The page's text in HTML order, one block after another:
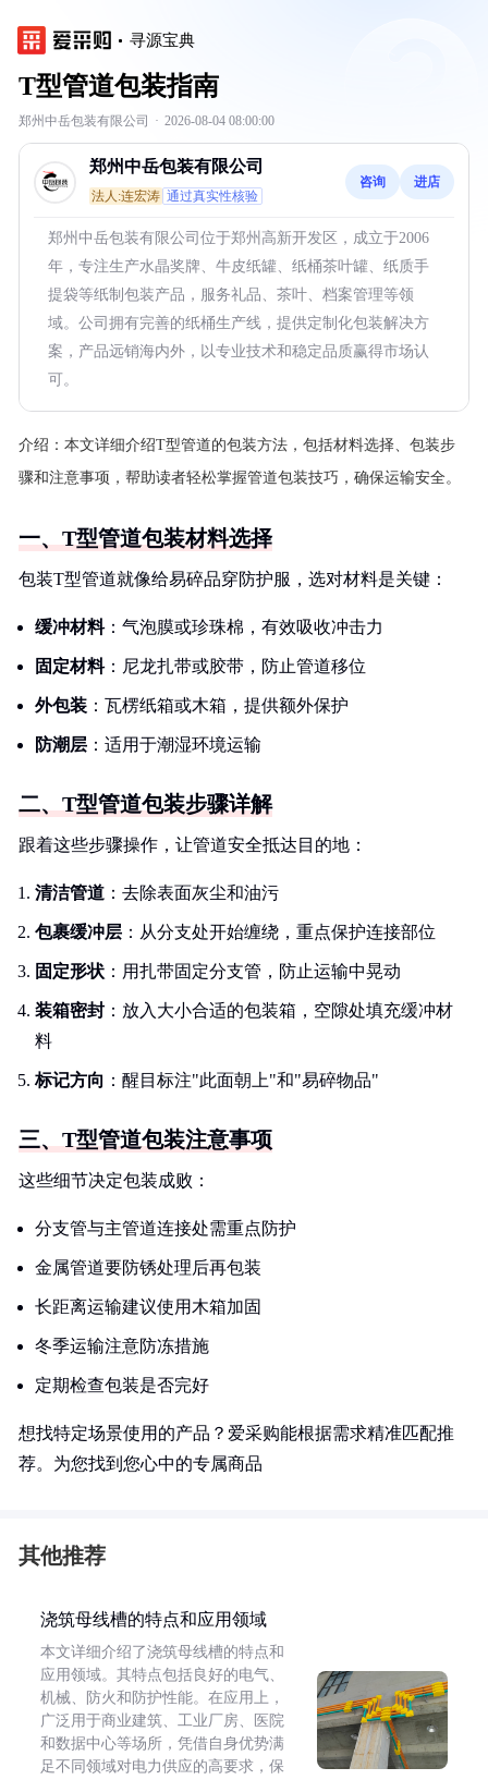
寻源宝典
T型管道包装指南
郑州中岳包装有限公司 · 2026-08-04 08:00:00
郑州中岳包装有限公司
法人:连宏涛 通过真实性核验
咨询 进店
郑州中岳包装有限公司位于郑州高新开发区，成立于2006
年，专注生产水晶奖牌、牛皮纸罐、纸桶茶叶罐、纸质手
提袋等纸制包装产品，服务礼品、茶叶、档案管理等领
域。公司拥有完善的纸桶生产线，提供定制化包装解决方
案，产品远销海内外，以专业技术和稳定品质赢得市场认
可。
介绍： 本文详细介绍T型管道的包装方法，包括材料选择、包装步
骤和注意事项，帮助读者轻松掌握管道包装技巧，确保运输安全。
一、T型管道包装材料选择
包装T型管道就像给易碎品穿防护服，选对材料是关键：
缓冲材料：气泡膜或珍珠棉，有效吸收冲击力
固定材料：尼龙扎带或胶带，防止管道移位
外包装 ：瓦楞纸箱或木箱，提供额外保护
防潮层 ：适用于潮湿环境运输
二、T型管道包装步骤详解
跟着这些步骤操作，让管道安全抵达目的地：
清洁管道 ：去除表面灰尘和油污
包裹缓冲层 ：从分支处开始缠绕，重点保护连接部位
固定形状 ：用扎带固定分支管，防止运输中晃动
装箱密封 ：放入大小合适的包装箱，空隙处填充缓冲材
料
标记方向 ：醒目标注"此面朝上"和"易碎物品"
三、T型管道包装注意事项
这些细节决定包装成败：
分支管与主管道连接处需重点防护
金属管道要防锈处理后再包装
长距离运输建议使用木箱加固
冬季运输注意防冻措施
定期检查包装是否完好
想找特定场景使用的产品？爱采购能根据需求精准匹配推
荐。为您找到您心中的专属商品
其他推荐
浇筑母线槽的特点和应用领域
本文详细介绍了浇筑母线槽的特点和
应用领域。其特点包括良好的电气、
机械、防火和防护性能。在应用上，
广泛用于商业建筑、工业厂房、医院
和数据中心等场所，凭借自身优势满
足不同领域对电力供应的高要求，保